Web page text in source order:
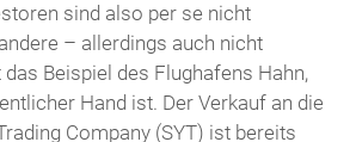
sind also per se nicht
– allerdings auch nicht
das Beispiel des Flughafens Hahn,
Hand ist. Der Verkauf an die
Company (SYT) ist bereits